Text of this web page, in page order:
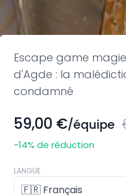
Escape game
d'Agde : la
condamné
59,00 €/équipe
-14% de réduction
LANGUE